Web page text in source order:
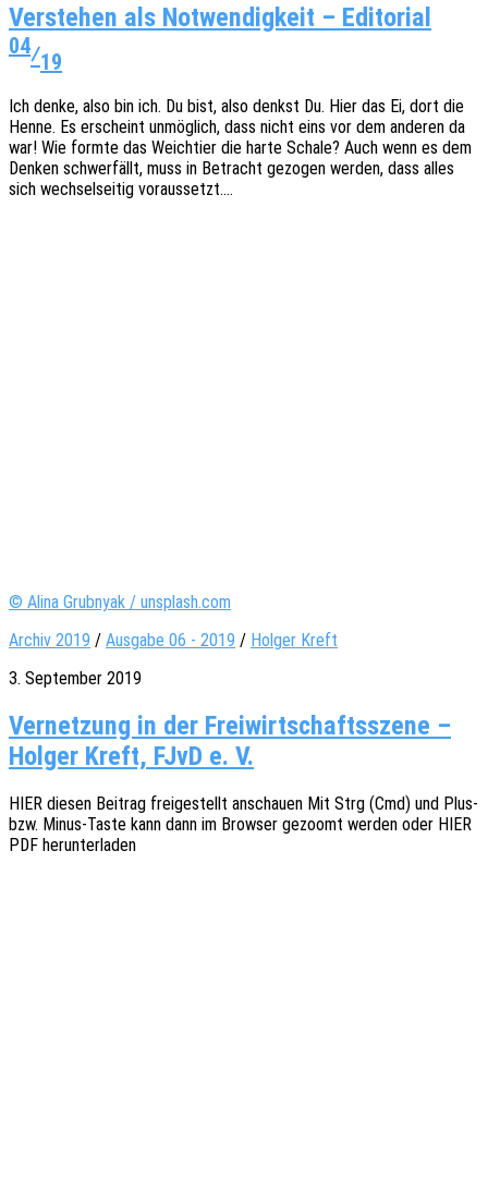
Verstehen als Notwendigkeit – Editorial
04⁄19
Ich denke, also bin ich. Du bist, also denkst Du. Hier das Ei, dort die
Henne. Es erscheint unmög­lich, dass nicht eins vor dem ande­ren da
war! Wie formte das Weich­tier die harte Schale? Auch wenn es dem
Denken schwer­fällt, muss in Betracht gezo­gen werden, dass alles
sich wech­sel­sei­tig voraussetzt.…
© Alina Grubnyak / unsplash.com
Archiv 2019 / Ausgabe 06 - 2019 / Holger Kreft
3. September 2019
Vernetzung in der Freiwirtschaftsszene –
Holger Kreft, FJvD e. V.
HIER diesen Beitrag frei­ge­stellt anschau­en Mit Strg (Cmd) und Plus-
bzw. Minus-Taste kann dann im Brow­ser gezoomt werden oder HIER
PDF herunterladen